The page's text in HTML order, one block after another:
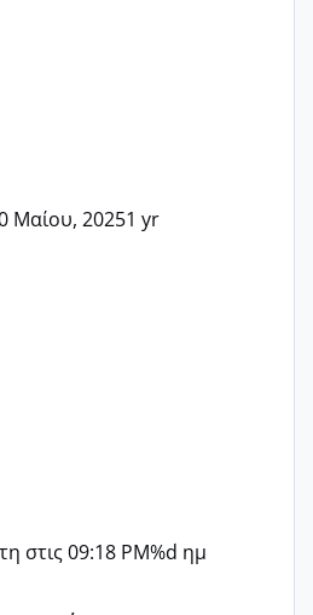
Μαίου, 20251 yr
στις 09:18 PM%d ημ
γέλια και ανεμελιά